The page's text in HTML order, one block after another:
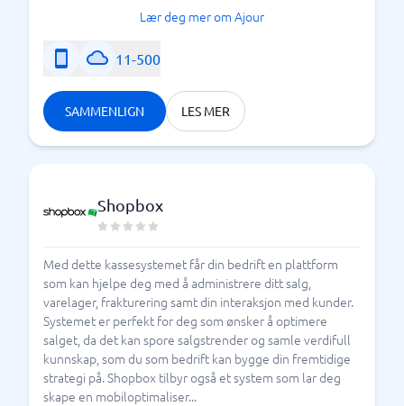
Lær deg mer om Ajour
11-500
SAMMENLIGN LES MER
Shopbox
Med dette kassesystemet får din bedrift en plattform
som kan hjelpe deg med å administrere ditt salg,
varelager, frakturering samt din interaksjon med kunder.
Systemet er perfekt for deg som ønsker å optimere
salget, da det kan spore salgstrender og samle verdifull
kunnskap, som du som bedrift kan bygge din fremtidige
strategi på. Shopbox tilbyr også et system som lar deg
skape en mobiloptimaliser...